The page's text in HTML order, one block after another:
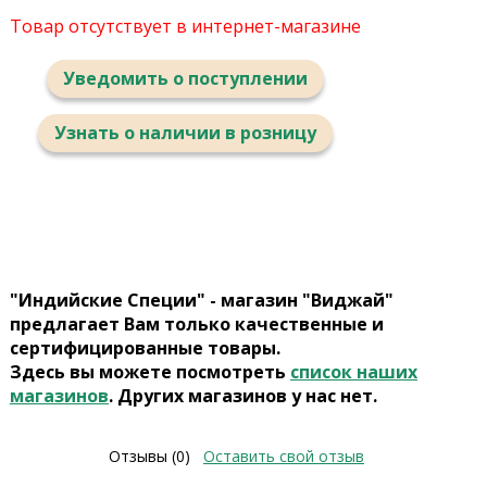
Товар отсутствует в интернет-магазине
Уведомить о поступлении
Узнать о наличии в розницу
"Индийские Специи" - магазин "Виджай"
предлагает Вам только качественные и
сертифицированные товары.
Здесь вы можете посмотреть список наших
магазинов. Других магазинов у нас нет.
Отзывы (0) Оставить свой отзыв